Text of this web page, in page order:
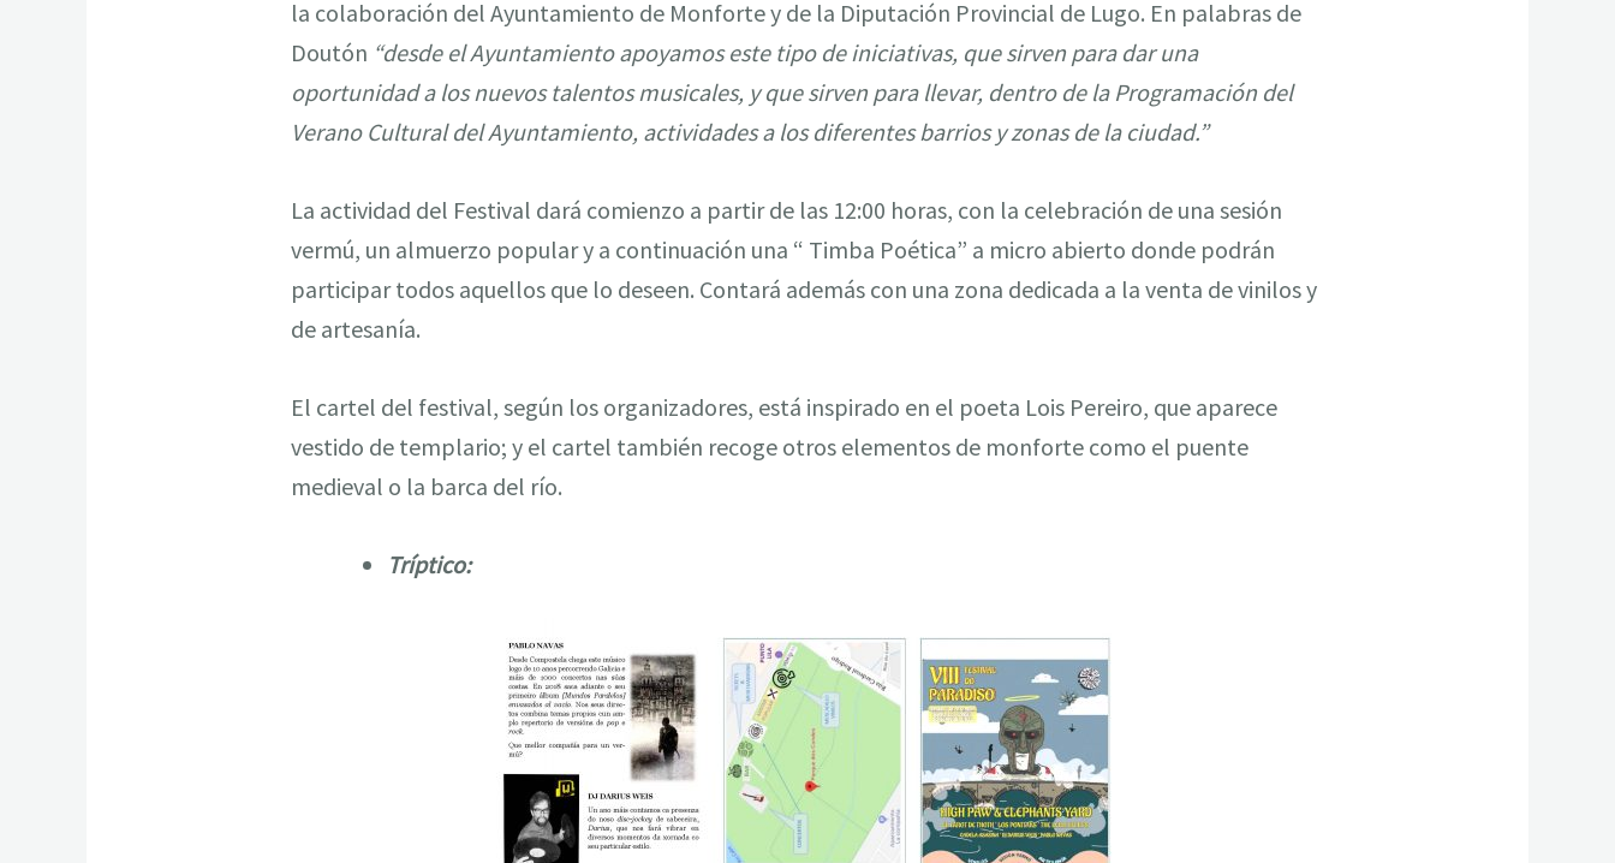
la colaboración del Ayuntamiento de Monforte y de la Diputación Provincial de Lugo. En palabras de
Doutón “desde el Ayuntamiento apoyamos este tipo de iniciativas, que sirven para dar una
oportunidad a los nuevos talentos musicales, y que sirven para llevar, dentro de la Programación del
Verano Cultural del Ayuntamiento, actividades a los diferentes barrios y zonas de la ciudad.”
La actividad del Festival dará comienzo a partir de las 12:00 horas, con la celebración de una sesión
vermú, un almuerzo popular y a continuación una “ Timba Poética” a micro abierto donde podrán
participar todos aquellos que lo deseen. Contará además con una zona dedicada a la venta de vinilos y
de artesanía.
El cartel del festival, según los organizadores, está inspirado en el poeta Lois Pereiro, que aparece
vestido de templario; y el cartel también recoge otros elementos de monforte como el puente
medieval o la barca del río.
Tríptico: